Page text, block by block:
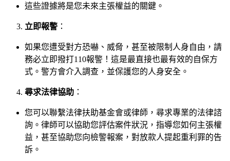
這些證據將是您未來主張權益的關鍵。
立即報警 ：
如果您遭受對方恐嚇、威脅，甚至被限制人身自由，請
務必立即撥打110報警！這是最直接也最有效的自保方
式。警方會介入調查，並保護您的人身安全。
尋求法律協助 ：
您可以聯繫法律扶助基金會或律師，尋求專業的法律諮
詢。律師可以協助您評估案件狀況，指導您如何主張權
益，甚至協助您向檢警報案，對放款人提起重利罪的告
訴。